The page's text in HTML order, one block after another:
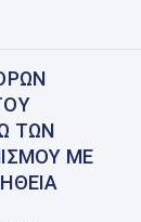
ΤΩΝ
ΜΕ